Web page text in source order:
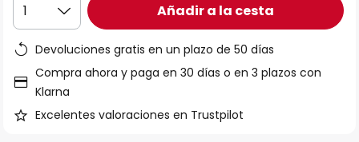
1 Añadir a la cesta
Devoluciones gratis en un plazo de 50 días
Compra ahora y paga en 30 días o en 3 plazos con
Klarna
Excelentes valoraciones en Trustpilot